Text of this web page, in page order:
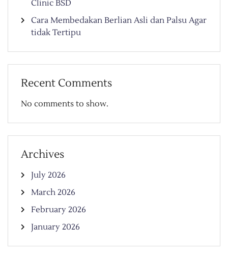
Clinic BSD
Cara Membedakan Berlian Asli dan Palsu Agar
tidak Tertipu
Recent Comments
No comments to show.
Archives
July 2026
March 2026
February 2026
January 2026